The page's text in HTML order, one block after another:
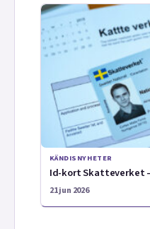
KÄNDISNYHETER
Id-kort Skatteverket
21 jun 2026